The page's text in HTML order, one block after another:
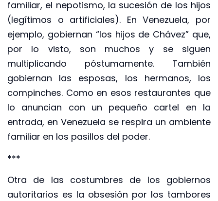
familiar, el nepotismo, la sucesión de los hijos
(legítimos o artificiales). En Venezuela, por
ejemplo, gobiernan “los hijos de Chávez” que,
por lo visto, son muchos y se siguen
multiplicando póstumamente. También
gobiernan las esposas, los hermanos, los
compinches. Como en esos restaurantes que
lo anuncian con un pequeño cartel en la
entrada, en Venezuela se respira un ambiente
familiar en los pasillos del poder.
***
Otra de las costumbres de los gobiernos
autoritarios es la obsesión por los tambores